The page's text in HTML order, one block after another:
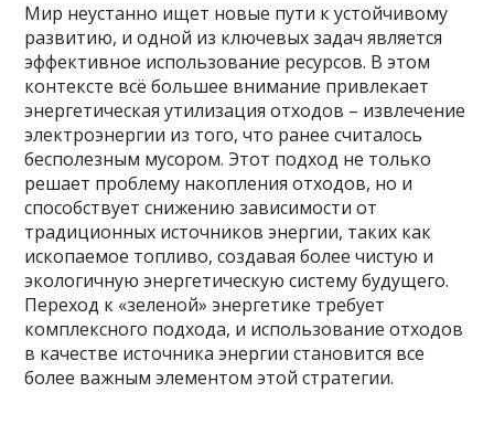
Мир неустанно ищет новые пути к устойчивому
развитию, и одной из ключевых задач является
эффективное использование ресурсов. В этом
контексте всё большее внимание привлекает
энергетическая утилизация отходов – извлечение
электроэнергии из того, что ранее считалось
бесполезным мусором. Этот подход не только
решает проблему накопления отходов, но и
способствует снижению зависимости от
традиционных источников энергии, таких как
ископаемое топливо, создавая более чистую и
экологичную энергетическую систему будущего.
Переход к «зеленой» энергетике требует
комплексного подхода, и использование отходов
в качестве источника энергии становится все
более важным элементом этой стратегии.